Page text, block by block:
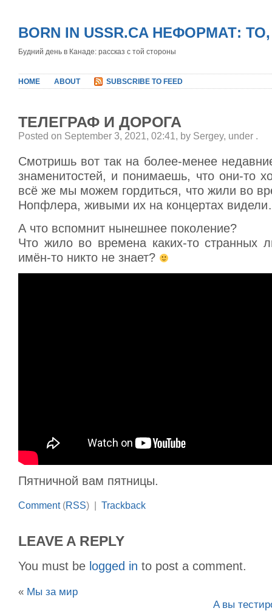
BORN IN USSR.CA НЕФОРМАТ:
Будний день в Канаде: рассказ с той стороны
HOME ABOUT SUBSCRIBE TO FEED
ТЕЛЕГРАФ И ДОРОГА
Posted on September 3, 2021, 02:41, by Sergey, under .
Смотришь вот так на более-менее
знаменитостей, и понимаешь, что они-то
всё же мы можем гордиться, что жили во
Нопфлера, живыми их на концертах
А что вспомнит нынешнее поколение?
Что жило во времена каких-то странных
имён-то никто не знает?
Пятничной вам пятницы.
Comment(RSS) | Trackback
LEAVE A REPLY
You must be logged in to post a comment.
« Мы за мир
A вы